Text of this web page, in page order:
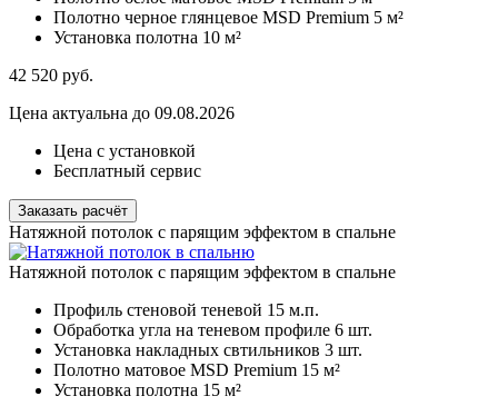
Полотно черное глянцевое MSD Premium 5 м²
Установка полотна 10 м²
42 520 руб.
Цена актуальна до 09.08.2026
Цена с установкой
Бесплатный сервис
Заказать расчёт
Натяжной потолок с парящим эффектом в спальне
Натяжной потолок с парящим эффектом в спальне
Профиль стеновой теневой 15 м.п.
Обработка угла на теневом профиле 6 шт.
Установка накладных свтильников 3 шт.
Полотно матовое MSD Premium 15 м²
Установка полотна 15 м²